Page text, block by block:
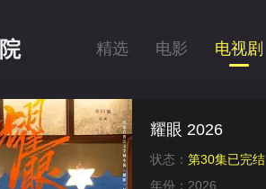
精选 电影 电视剧
耀眼 2026
状态： 第30集已完结
年份： 2026